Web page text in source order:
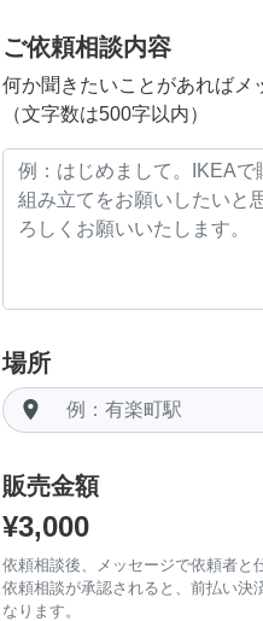
ご依頼相談内容
何か聞きたいことがあればメ
（文字数は500字以内）
場所
room
販売金額
¥3,000
依頼相談後、メッセージで依頼者と
依頼相談が承認されると、前払い
なります。